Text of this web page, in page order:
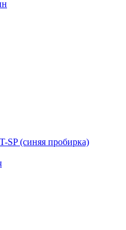
SP (синяя пробирка)